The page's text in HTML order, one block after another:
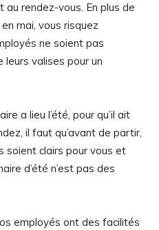
rendez-vous. En plus de
mai, vous risquez
ne soient pas
valises pour un
a lieu l’été, pour qu’il ait
il faut qu’avant de partir,
soient clairs pour vous et
d’été n’est pas des
employés ont des facilités